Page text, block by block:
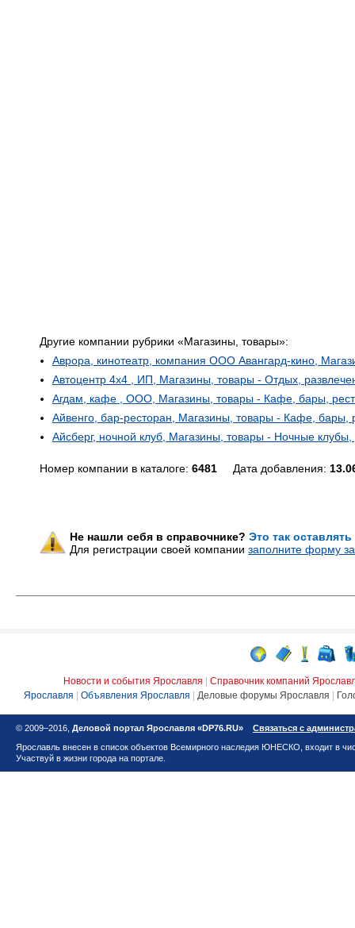
Другие компании рубрики «Магазины, товары»:
Аврора, кинотеатр, компания ООО Авангард-кино,
Автоцентр 4x4 , ИП, Магазины, товары - Отдых,
Агдам, кафе , ООО, Магазины, товары - Кафе, бары,
Айвенго, бар-ресторан, Магазины, товары - Кафе, бары,
Айсберг, ночной клуб, Магазины, товары - Ночные клубы,
Номер компании в каталоге: 6481 Дата добавления:
Не нашли себя в справочнике? Это так
Для регистрации своей компании заполните форму
Новости и события Ярославля
Справочник компаний
Ярославля
Объявления Ярославля Деловые форумы Ярославля
© 2009–2016, Деловой портал Ярославля «DP76.RU»
Связаться с
Ярославль внесен в список объектов Всемирного наследия ЮНЕСКО, входит в
Участвуй в жизни города на портале.